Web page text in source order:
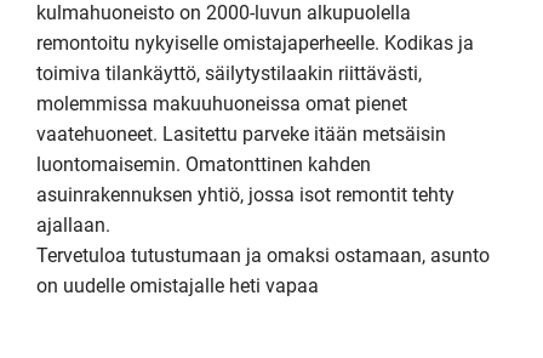
kulmahuoneisto on 2000-luvun alkupuolella
remontoitu nykyiselle omistajaperheelle. Kodikas ja
toimiva tilankäyttö, säilytystilaakin riittävästi,
molemmissa makuuhuoneissa omat pienet
vaatehuoneet. Lasitettu parveke itään metsäisin
luontomaisemin. Omatonttinen kahden
asuinrakennuksen yhtiö, jossa isot remontit tehty
ajallaan.
Tervetuloa tutustumaan ja omaksi ostamaan, asunto
on uudelle omistajalle heti vapaa